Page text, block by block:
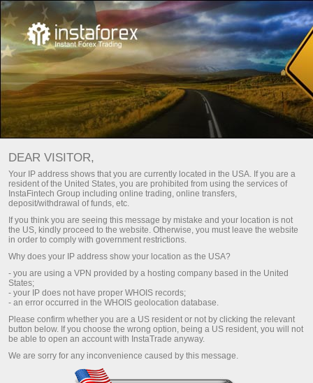
Трейдерам Трейд аналитика Трейд Обзоры
ФОРЕКС ТАЛДАУЫ –
КҮНДЕЛІКТІ НАРЫҚ
ЖАҢАРТУЛАРЫ
Сауда шотын толтыру
Шоттан ақша алу
Свежая аналитика
Популярная аналитика
DEAR VISITOR,
Your IP address shows that you are currently located in the USA. If you are a
resident of the United States, you are prohibited from using the services of
InstaFintech Group including online trading, online transfers,
deposit/withdrawal of funds, etc.
If you think you are seeing this message by mistake and your location is not
the US, kindly proceed to the website. Otherwise, you must leave the website
in order to comply with government restrictions.
Why does your IP address show your location as the USA?
- you are using a VPN provided by a hosting company based in the United
States;
- your IP does not have proper WHOIS records;
- an error occurred in the WHOIS geolocation database.
Please confirm whether you are a US resident or not by clicking the relevant
button below. If you choose the wrong option, being a US resident, you will not
be able to open an account with InstaTrade anyway.
We are sorry for any inconvenience caused by this message.